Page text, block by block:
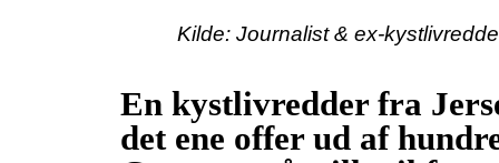
Kilde: Journalist & ex-
En kystlivredder fra
det ene offer ud af